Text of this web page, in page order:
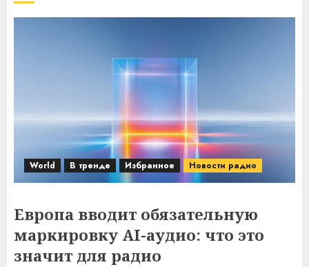
World В тренде Избранное Новости радио
Европа вводит обязательную
маркировку AI-аудио: что это
значит для радио